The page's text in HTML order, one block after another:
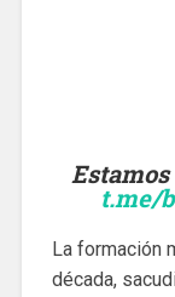
t.me/
La formación
década,